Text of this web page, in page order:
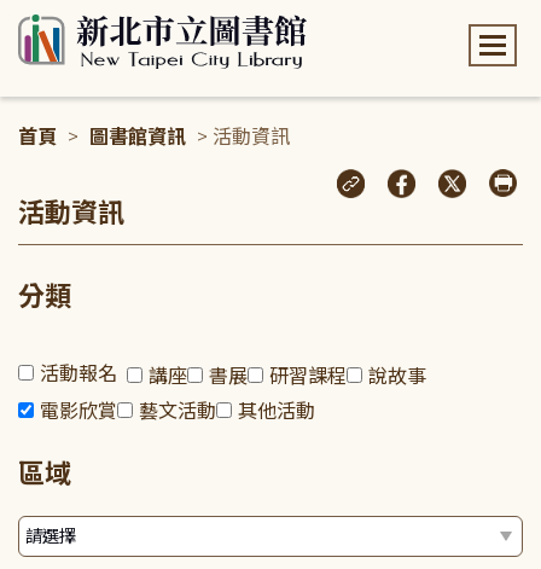
首頁 > 圖書館資訊 > 活動資訊
活動資訊
分類
活動報名 講座 書展 研習課程
說故事
電影欣賞
藝文活動 其他活動
區域